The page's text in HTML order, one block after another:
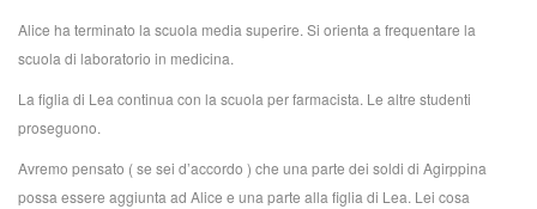
Alice ha terminato la scuola media superire. Si orienta a frequentare la
scuola di laboratorio in medicina.
La figlia di Lea continua con la scuola per farmacista. Le altre studenti
proseguono.
Avremo pensato ( se sei d’accordo ) che una parte dei soldi di Agirppina
possa essere aggiunta ad Alice e una parte alla figlia di Lea. Lei cosa